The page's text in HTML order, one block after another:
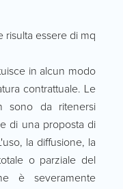
risulta essere di mq
in alcun modo
contrattuale. Le
sono da ritenersi
di una proposta di
la diffusione, la
o parziale del
è severamente